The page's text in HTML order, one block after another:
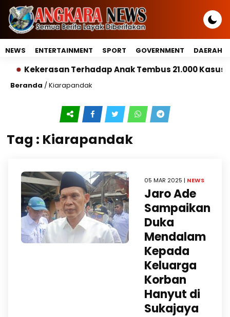
NEWS ENTERTAINMENT SPORT GOVERNMENT DAERAH
Kekerasan Terhadap Anak Tembus 21.000 Kasus,
Beranda /Kiarapandak
Tag : Kiarapandak
05 MAR 2025 | NEWS
Jaro Ade
Sampaikan
Duka
Mendalam
Kepada
Keluarga
Korban
Hanyut di
Sukajaya